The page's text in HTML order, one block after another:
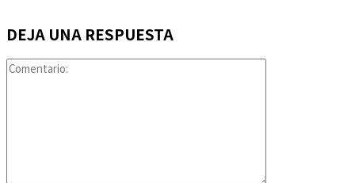
DEJA UNA RESPUESTA